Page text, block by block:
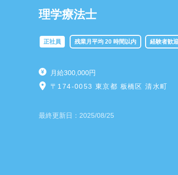
理学療法士
正社員 残業月平均 20 時間以内 経験者歓
月給300,000円
〒174-0053 東京都 板橋区 清水町
最終更新日： 2025/08/25